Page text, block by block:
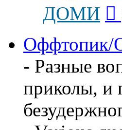
ДОМИ
Оффтопик/
- Разные
приколы, и